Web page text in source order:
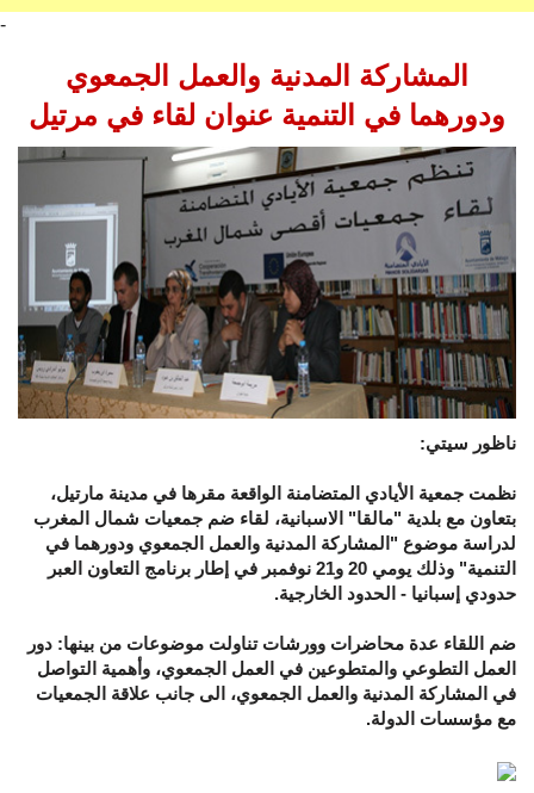
-
المشاركة المدنية والعمل الجمعوي
ودورهما في التنمية عنوان لقاء في مرتيل
ناظور سيتي:
نظمت جمعية الأيادي المتضامنة الواقعة مقرها في مدينة مارتيل،
بتعاون مع بلدية "مالقا" الاسبانية، لقاء ضم جمعيات شمال المغرب
لدراسة موضوع "المشاركة المدنية والعمل الجمعوي ودورهما في
التنمية" وذلك يومي 20 و21 نوفمبر في إطار برنامج التعاون العبر
حدودي إسبانيا - الحدود الخارجية.
ضم اللقاء عدة محاضرات وورشات تناولت موضوعات من بينها: دور
العمل التطوعي والمتطوعين في العمل الجمعوي، وأهمية التواصل
في المشاركة المدنية والعمل الجمعوي، الى جانب علاقة الجمعيات
مع مؤسسات الدولة.